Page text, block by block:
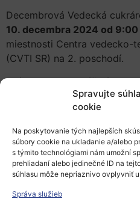
Spravujte
cookie
Na poskytovanie tých najlepších
súbory cookie na ukladanie a/alebo
s týmito technológiami nám umožní
prehliadaní alebo jedinečné ID na
súhlasu môže nepriaznivo ovplyvniť
Správa služieb
Decembrová Vedecká
10. decembra 2024 od 9:00
miestnosti Centra vedecko-
(CVTI SR) na 2. poschodí.
Otázky pre prednášajúceho
ncpvat@cvtisr.skdo 9.
O prednášajúcom
Tomáš Havranje lekár a
mladilekari.sk. Ako študent
uvedomil, že necíti volanie